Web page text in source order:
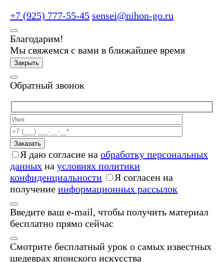
+7 (925) 777-55-45 sensei@nihon-go.ru
Благодарим!
Мы свяжемся с вами в ближайшее время
Закрыть
Обратный звонок
Заказать
Я даю согласие на обработку персональных
данных на условиях политики
конфиденциальности
Я согласен на
получение информационных рассылок
Введите ваш e-mail, чтобы получить материал
бесплатно прямо сейчас
Смотрите бесплатный урок о самых известных
шедеврах японского искусства